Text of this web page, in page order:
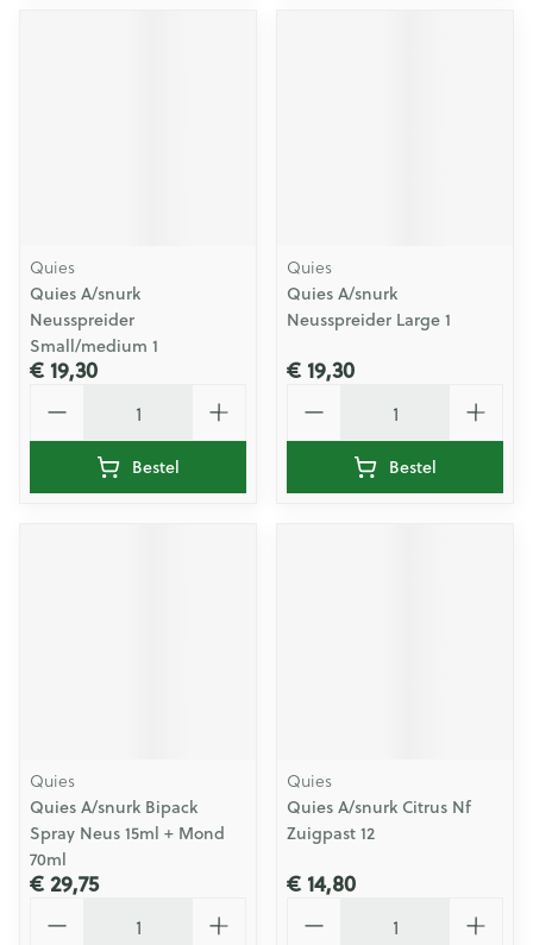
Quies
Quies A/snurk
Neusspreider
Small/medium 1
€ 19,30
Bestel
Quies
Quies A/snurk
Neusspreider Large 1
€ 19,30
Bestel
Quies
Quies A/snurk Bipack
Spray Neus 15ml + Mond
70ml
€ 29,75
Quies
Quies A/snurk Citrus Nf
Zuigpast 12
€ 14,80